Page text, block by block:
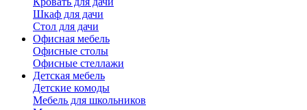
Шкаф для дачи
Стол для дачи
Офисная мебель
Офисные столы
Офисные стеллажи
Детская мебель
Детские комоды
Мебель для школьников